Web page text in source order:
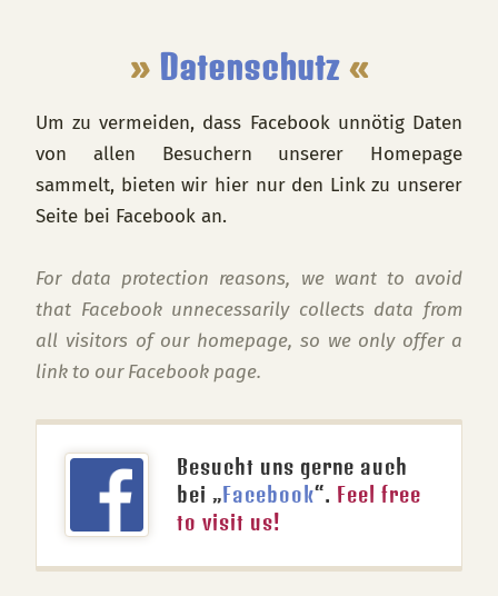
» Datenschutz «
Um zu vermeiden, dass Facebook unnötig Daten
von allen Besuchern unserer Homepage
sammelt, bieten wir hier nur den Link zu unserer
Seite bei Facebook an.
For data protection reasons, we want to avoid
that Facebook unnecessarily collects data from
all visitors of our homepage, so we only offer a
link to our Facebook page.
Besucht uns gerne auch
bei „Facebook“. Feel free
to visit us!